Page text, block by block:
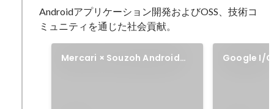
いました。
Androidアプリケーション開発およびOSS、技術コ
ミュニティを通じた社会貢献。
Mercari × Souzoh Android
Google I/O